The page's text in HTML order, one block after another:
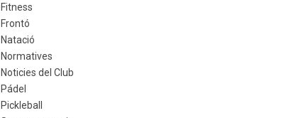
Fitness
Frontó
Natació
Normatives
Noticies del Club
Pádel
Pickleball